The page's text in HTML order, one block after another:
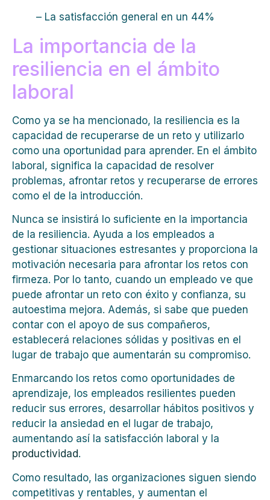
– La satisfacción general en un 44%
La importancia de la
resiliencia en el ámbito
laboral
Como ya se ha mencionado, la resiliencia es la
capacidad de recuperarse de un reto y utilizarlo
como una oportunidad para aprender. En el ámbito
laboral, significa la capacidad de resolver
problemas, afrontar retos y recuperarse de errores
como el de la introducción.
Nunca se insistirá lo suficiente en la importancia
de la resiliencia. Ayuda a los empleados a
gestionar situaciones estresantes y proporciona la
motivación necesaria para afrontar los retos con
firmeza. Por lo tanto, cuando un empleado ve que
puede afrontar un reto con éxito y confianza, su
autoestima mejora. Además, si sabe que pueden
contar con el apoyo de sus compañeros,
establecerá relaciones sólidas y positivas en el
lugar de trabajo que aumentarán su compromiso.
Enmarcando los retos como oportunidades de
aprendizaje, los empleados resilientes pueden
reducir sus errores, desarrollar hábitos positivos y
reducir la ansiedad en el lugar de trabajo,
aumentando así la satisfacción laboral y la
productividad.
Como resultado, las organizaciones siguen siendo
competitivas y rentables, y aumentan el